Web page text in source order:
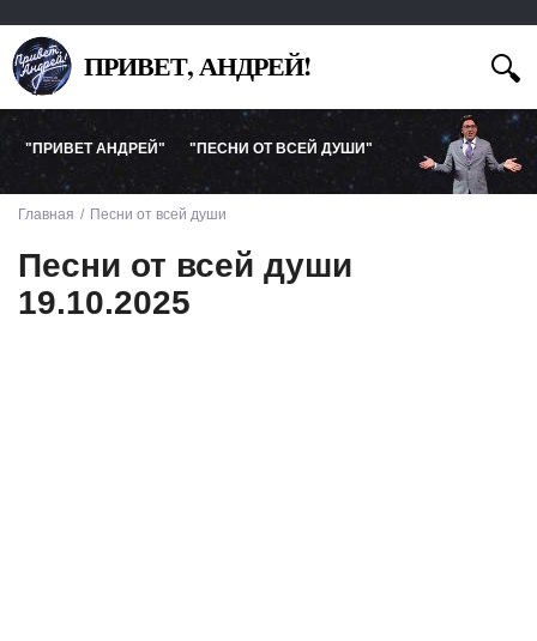
ПРИВЕТ, АНДРЕЙ!
"ПРИВЕТ АНДРЕЙ" "ПЕСНИ ОТ ВСЕЙ ДУШИ"
Главная Песни от всей души
Песни от всей души
19.10.2025